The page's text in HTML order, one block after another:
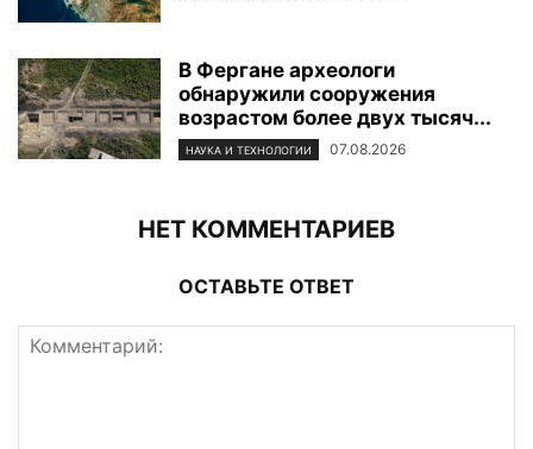
В Фергане археологи
обнаружили сооружения
возрастом более двух тысяч...
НАУКА И ТЕХНОЛОГИИ 07.08.2026
НЕТ КОММЕНТАРИЕВ
ОСТАВЬТЕ ОТВЕТ